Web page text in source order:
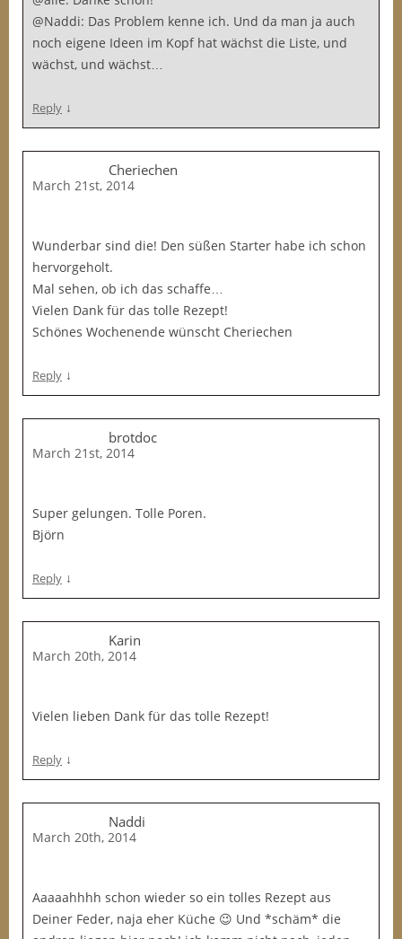
@Naddi: Das Problem kenne ich. Und da man ja auch
noch eigene Ideen im Kopf hat wächst die Liste, und
wächst, und wächst…
Reply ↓
Cheriechen
March 21st, 2014
Wunderbar sind die! Den süßen Starter habe ich schon
hervorgeholt.
Mal sehen, ob ich das schaffe…
Vielen Dank für das tolle Rezept!
Schönes Wochenende wünscht Cheriechen
Reply ↓
brotdoc
March 21st, 2014
Super gelungen. Tolle Poren.
Björn
Reply ↓
Karin
March 20th, 2014
Vielen lieben Dank für das tolle Rezept!
Reply ↓
Naddi
March 20th, 2014
Aaaaahhhh schon wieder so ein tolles Rezept aus
Deiner Feder, naja eher Küche 😉 Und *schäm* die